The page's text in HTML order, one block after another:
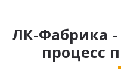
ЛК-Фабрика -
процесс